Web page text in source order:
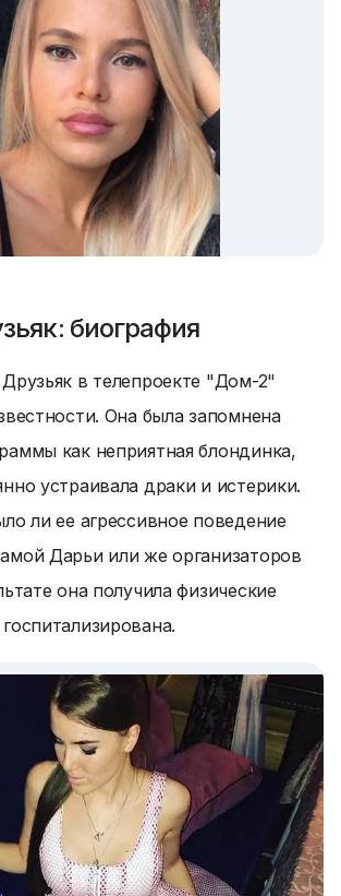
биография
в телепроекте "Дом-2"
Она была запомнена
как неприятная блондинка,
устраивала драки и истерики.
ли ее агрессивное поведение
Дарьи или же организаторов
она получила физические